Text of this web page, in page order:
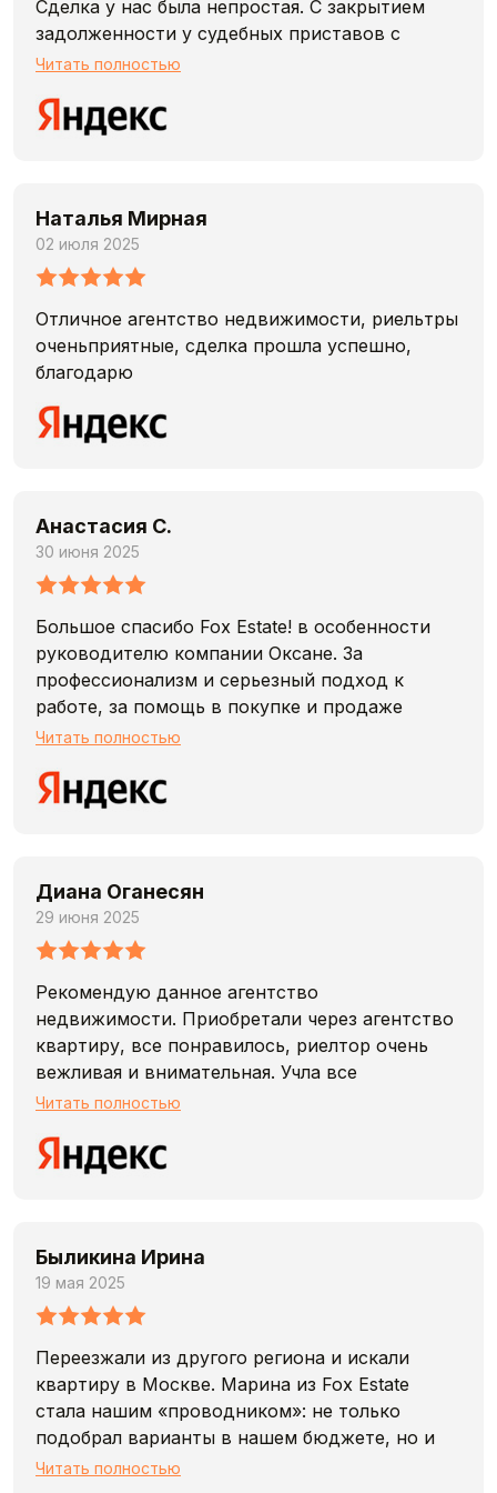
Сделка у нас была непростая. С закрытием
задолженности у судебных приставов с
последующим выкупом. Агенты были на связи
клиентов!
Читать полностью
Наталья Мирная
02 июля 2025
Отличное агентство недвижимости, риельтры
оченьприятные, сделка прошла успешно,
благодарю
Анастасия С.
30 июня 2025
Большое спасибо Fox Estate! в особенности
руководителю компании Оксане. За
профессионализм и серьезный подход к
работе, за помощь в покупке и продаже
квартиры, вы лучшие в своем деле!
Читать полностью
Диана Оганесян
29 июня 2025
Рекомендую данное агентство
недвижимости. Приобретали через агентство
квартиру, все понравилось, риелтор очень
вежливая и внимательная. Учла все
требования
Читать полностью
Быликина Ирина
19 мая 2025
Переезжали из другого региона и искали
квартиру в Москве. Марина из Fox Estate
стала нашим «проводником»: не только
подобрал варианты в нашем бюджете, но и
объяснила особенности районов,
Читать полностью